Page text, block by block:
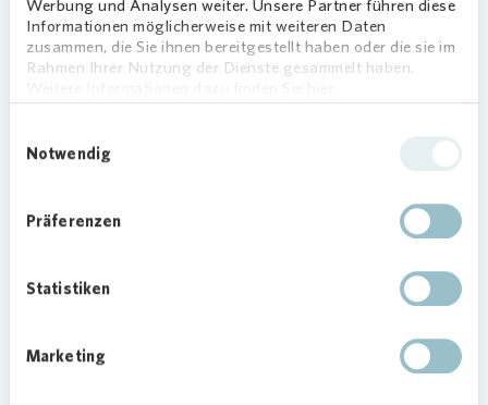
Werbung und Analysen weiter. Unsere Partner führen diese
Informationen möglicherweise mit weiteren Daten
zusammen, die Sie ihnen bereitgestellt haben oder die sie im
Rahmen Ihrer Nutzung der Dienste gesammelt haben.
Notwendig
Präferenzen
Statistiken
Marketing
Sebastian Schön,Vonovia Regionalleiter Bayern
Ost, erklärt: „Die Einrichtungen für
Lebensmittelspenden sind für viele Menschen in
Verantwortung als Mitglied der Stadtgesellschaft
12.08.2020